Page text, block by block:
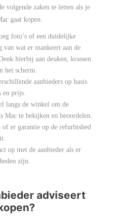
volgende zaken te letten als je
gaat kopen.
foto’s of een duidelijke
van wat er mankeert aan de
hierbij aan deuken, krassen
het scherm.
aanbieders op basis
en prijs.
langs de winkel om de
Mac te bekijken en beoordelen.
of er garantie op de refurbished
op met de aanbieder als er
zijn.
adviseert